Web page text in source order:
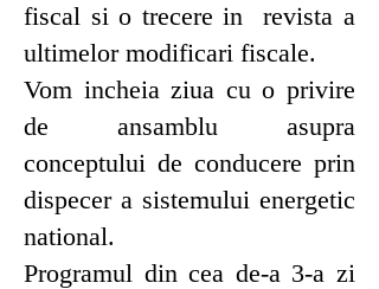
fiscal si o trecere in revista a
ultimelor modificari fiscale.
Vom incheia ziua cu o privire
de ansamblu asupra
conceptului de conducere prin
dispecer a sistemului energetic
national.
Programul din cea de-a 3-a zi